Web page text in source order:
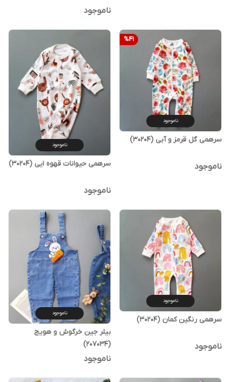
ناموجود
%41
ناموجود
سرهمی گل قرمز و آبی (30204)
ناموجود
ناموجود
سرهمی حیوانات قهوه ایی (30204)
ناموجود
ناموجود
سرهمی رنگین کمان (30204)
ناموجود
ناموجود
بیلر جین خرگوش و هویج
(207034)
ناموجود